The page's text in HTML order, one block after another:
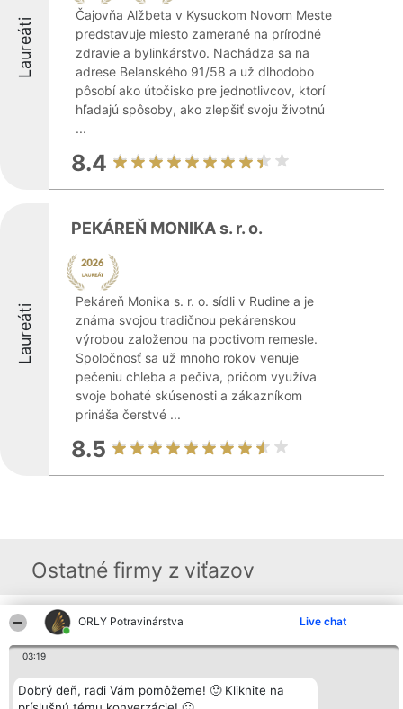
ORLY Potravinárstva Live chat
03:19
Dobrý deň, radi Vám pomôžeme! 🙂 Kliknite na
Laureáti
Čajovňa Alžbeta v Kysuckom Novom Meste
predstavuje miesto zamerané na prírodné
zdravie a bylinkárstvo. Nachádza sa na
adrese Belanského 91/58 a už dlhodobo
pôsobí ako útočisko pre jednotlivcov, ktorí
hľadajú spôsoby, ako zlepšiť svoju životnú
...
8.4
Laureáti
PEKÁREŇ MONIKA s. r. o.
Pekáreň Monika s. r. o. sídli v Rudine a je
známa svojou tradičnou pekárenskou
výrobou založenou na poctivom remesle.
Spoločnosť sa už mnoho rokov venuje
pečeniu chleba a pečiva, pričom využíva
svoje bohaté skúsenosti a zákazníkom
prináša čerstvé ...
8.5
Ostatné firmy z viťazov
Organizátor hodnotenia
Bright Side Solutions sp. z o.
o. sp. k.
Wrocław 50-079
KRS 0000749100 | Regon
Laureáti
Laureatów
Podmienky
Kontakt